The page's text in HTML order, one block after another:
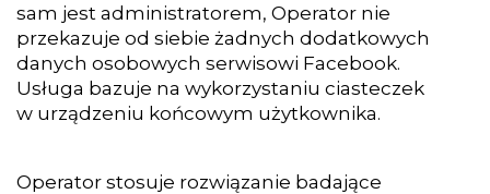
sam jest administratorem, Operator nie
przekazuje od siebie żadnych dodatkowych
danych osobowych serwisowi Facebook.
Usługa bazuje na wykorzystaniu ciasteczek
w urządzeniu końcowym użytkownika.
Operator stosuje rozwiązanie badające